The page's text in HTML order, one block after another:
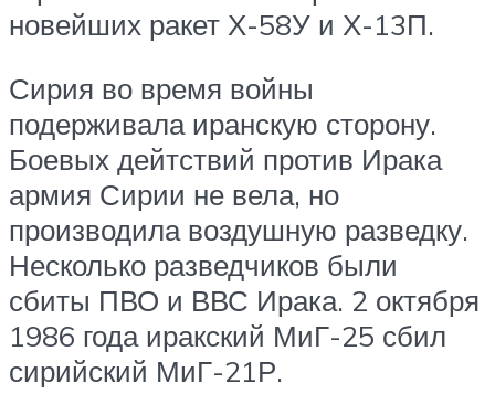
новейших ракет Х-58У и Х-13П.
Сирия во время войны
подерживала иранскую сторону.
Боевых дейтствий против Ирака
армия Сирии не вела, но
производила воздушную разведку.
Несколько разведчиков были
сбиты ПВО и ВВС Ирака. 2 октября
1986 года иракский МиГ-25 сбил
сирийский МиГ-21Р.